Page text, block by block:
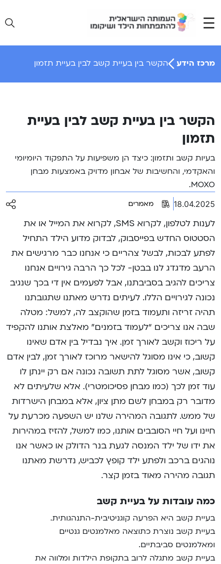
content
מרכז הידע הקשר בין בעיית קשב לבין בעיית תזמון
הקשר בין בעיית קשב לבין בעיית
תזמון
בעיות קשב ותזמון: כיצד הן משפיעות על התפקוד היומיומי
והאקדמי, והחשיבות של אבחון מדויק באמצעות מבחן
MOXO.
18.04.2025 מאמרים
לענות לטלפון, לקרוא SMS, לקרוא את המייל או את
הסטטוס החדש בפייסבוק, לבדוק מדוע הילד התחיל
לפתע לבכות, לבשל צהריים כי אנחנו כבר מרגישים את
הרעב מדגדג לנו בבטן- לכל כך הרבה גירויים אנחנו
צריכים להגיב בסביבתנו, אבל לפעמים אין די בכך שנגיב
נכונה לגירויים הללו. לעיתים נדרש מאתנו שתגובתנו
תהיה זריזה ותעמוד בזמן שהוקצב לה, למשל: מטלה
שבה אנו צריכים “לעמוד בזמנים” מאלצת אותנו להקפיד
על ריכוז וקשב לאורך זמן. איך נבדיל בין אדם שאינו
קשוב, כי אינו מסוגל להישאר מרוכז לאורך זמן, לבין אדם
קשוב, אשר מסוגל לתת תשובה נכונה אם רק יינתן לו
עוד זמן לכך (כמו מבחן פסיכומטרי). אלא שלעיתים לא
מדובר רק במבחן לשם מתן ציון, אלא במבחן הישרדות
של ממש. לתגובה המהירה שלנו יש השפעה מכרעת על
חיינו ועל חיי הסובבים אותנו, כמו למשל, להזיז במהירות
את ידו של ילד המנסה לגעת בנר הדולק או כאשר אנו
נוהגים ברכב ולפתע ילד קופץ לכביש, נדרשת מאתנו
תגובה מהירה מאוד בזמן קצר.
כמה עובדות על בעיית קשב
בעיית קשב היא הפרעה קוגניטיבית-התנהגותית.
בעיית קשב נוצרת כתוצאה מאלמנטים גנטיים
ומאלמנטים סביבתיים.
בעיית קשב מתגלה לרוב בתקופת הילדות ומלווה את